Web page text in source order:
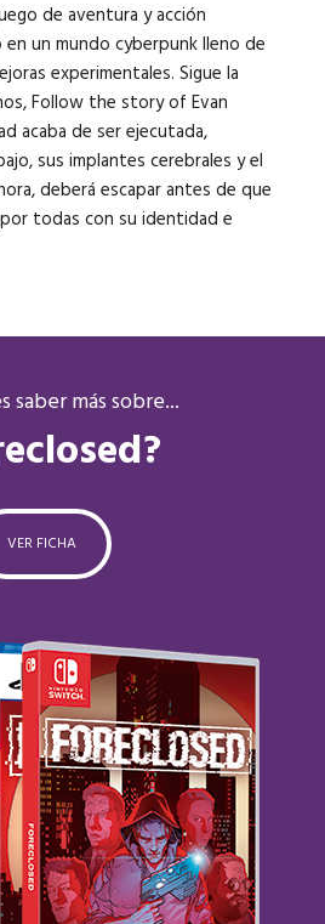
de aventura y acción
un mundo cyberpunk lleno de
experimentales. Sigue la
Follow the story of Evan
acaba de ser ejecutada,
sus implantes cerebrales y el
deberá escapar antes de que
todas con su identidad e
saber más sobre...
VER FICHA